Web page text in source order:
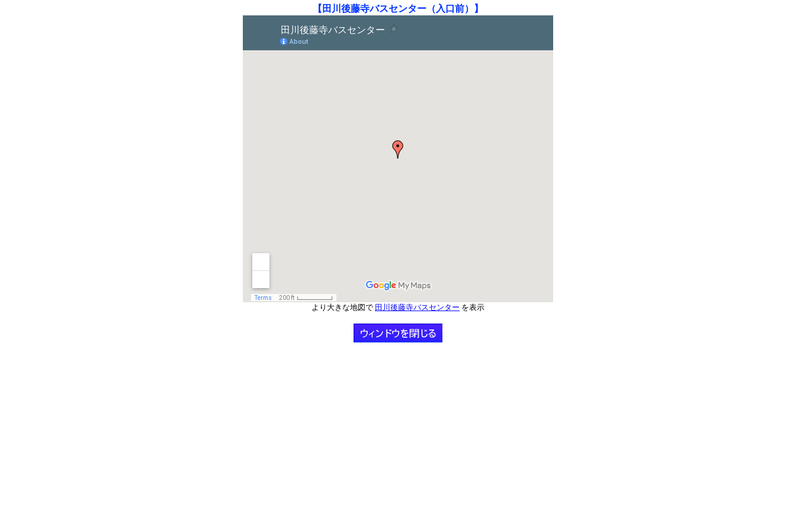
【田川後藤寺バスセンター（入口前）】
より大きな地図で 田川後藤寺バスセンター を表示